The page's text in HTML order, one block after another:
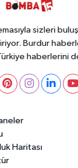
sizleri
Burdur
haberlerini
Haritası